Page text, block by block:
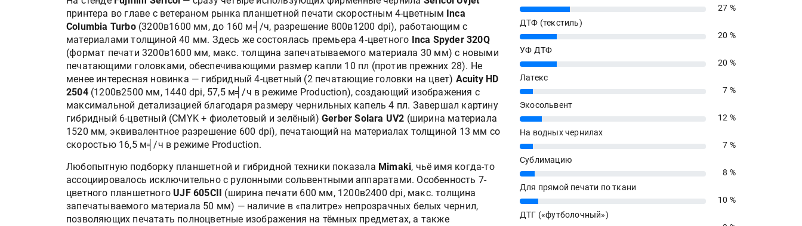
принтера во главе с ветераном рынка планшетной печати скоростным 4-цветным Inca
Columbia Turbo(3200в1600 мм, до 160 м╡/ч, разрешение 800в1200 dpi), работающим с
материалами толщиной 40 мм. Здесь же состоялась премьера 4‑цветного Inca Spyder 320Q
(формат печати 3200в1600 мм, макс. толщина запечатываемого материала 30 мм) с новыми
печатающими головками, обеспечивающими размер капли 10 пл (против прежних 28). Не
менее интересная новинка — гибридный 4-цветный (2 печатающие головки на цвет) Acuity HD
2504(1200в2500 мм, 1440 dpi, 57,5 м╡/ч в режиме Production), создающий изображения с
максимальной детализацией благодаря размеру чернильных капель 4 пл. Завершал картину
гибридный 6-цветный (CMYK + фиолетовый и зелёный)Gerber Solara UV2 (ширина материала
1520 мм, эквивалентное разрешение 600 dpi), печатающий на материалах толщиной 13 мм со
скоростью 16,5 м╡/ч в режиме Production.
Любопытную подборку планшетной и гибридной техники показала Mimaki, чьё имя когда-то
ассоциировалось исключительно с рулонными сольвентными аппаратами. Особенность 7-
цветного планшетного UJF 605СII (ширина печати 600 мм, 1200в2400 dpi, макс. толщина
запечатываемого материала 50 мм) — наличие в «палитре» непрозрачных белых чернил,
позволяющих печатать полноцветные изображения на тёмных предметах, а также
27%
27 %
ДТФ (текстиль)
20%
20 %
УФ ДТФ
20%
20 %
Латекс
7%
7 %
Экосольвент
12%
12 %
На водных чернилах
7%
7 %
Сублимацию
8%
8 %
Для прямой печати по ткани
10%
10 %
ДТГ («футболочный»)